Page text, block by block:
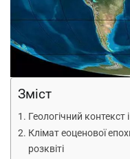
Зміст
Геологічний контекст
Клімат еоценової
розквіті